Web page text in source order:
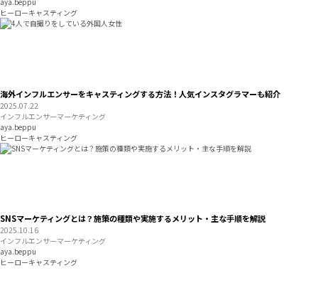
ヒーローキャスティング
海外インフルエンサーをキャスティングする方法！人気インスタグラマーも紹介
2025.07.22
インフルエンサーマーケティング
aya.beppu
ヒーローキャスティング
SNSマーケティングとは？施策の種類や実施するメリット・主な手順を解説
2025.10.16
インフルエンサーマーケティング
aya.beppu
ヒーローキャスティング